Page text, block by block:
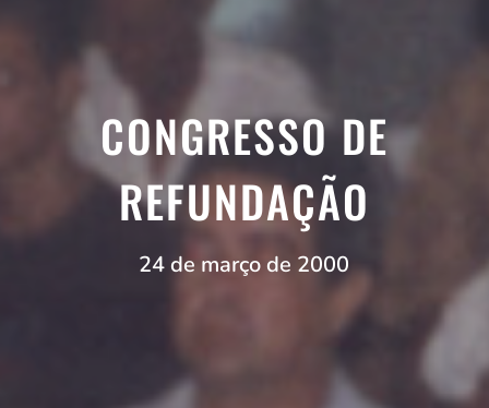
CONGRESSO DE
REFUNDAÇÃO
24 de março de 2000